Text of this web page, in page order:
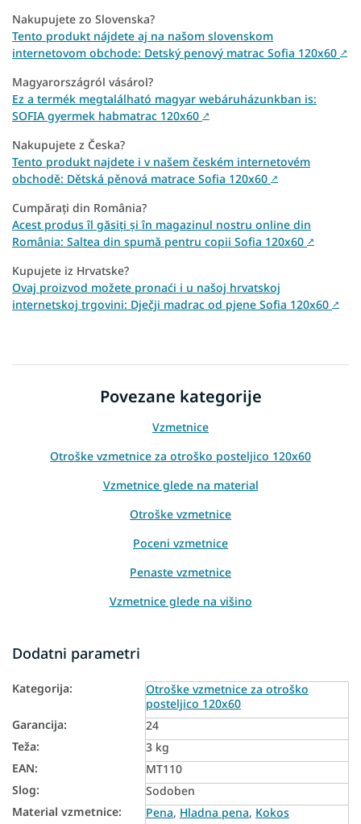
Nakupujete zo Slovenska?
Tento produkt nájdete aj na našom slovenskom
internetovom obchode: Detský penový matrac Sofia 120x60 ↗
Magyarországról vásárol?
Ez a termék megtalálható magyar webáruházunkban is:
SOFIA gyermek habmatrac 120x60 ↗
Nakupujete z Česka?
Tento produkt najdete i v našem českém internetovém
obchodě: Dětská pěnová matrace Sofia 120x60 ↗
Cumpărați din România?
Acest produs îl găsiți și în magazinul nostru online din
România: Saltea din spumă pentru copii Sofia 120x60 ↗
Kupujete iz Hrvatske?
Ovaj proizvod možete pronaći i u našoj hrvatskoj
internetskoj trgovini: Dječji madrac od pjene Sofia 120x60 ↗
Povezane kategorije
Vzmetnice
Otroške vzmetnice za otroško posteljico 120x60
Vzmetnice glede na material
Otroške vzmetnice
Poceni vzmetnice
Penaste vzmetnice
Vzmetnice glede na višino
Antialergijske vzmetnice za otroško posteljico
Kokosove vzmetnice za otroško posteljico
Penaste vzmetnice za otroško posteljico
Slovaške vzmetnice
Vzmetnice iz naravnih materialov
Talne vzmetnice
Dodatni parametri
Kategorija:
Otroške vzmetnice za otroško
posteljico 120x60
Garancija:
24
Teža:
3 kg
EAN:
MT110
Slog:
Sodoben
Material vzmetnice: Pena, Hladna pena, Kokos